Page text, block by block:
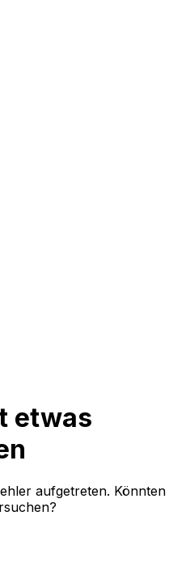
etwas
aufgetreten. Könnten